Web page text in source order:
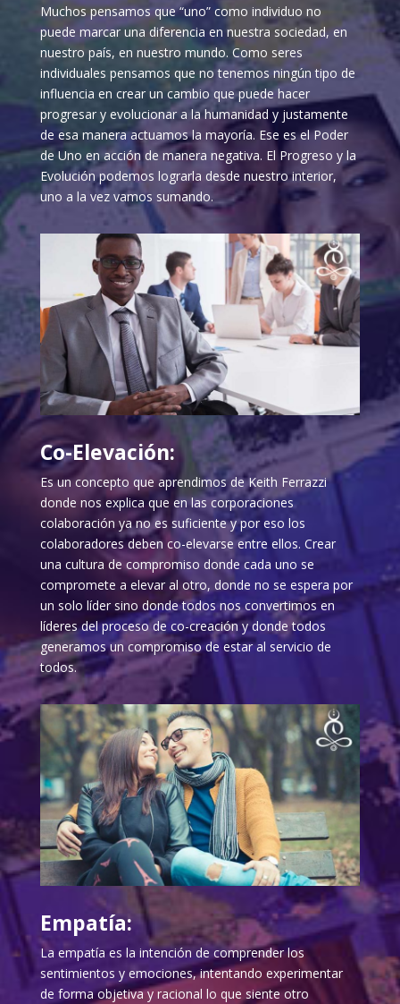
Muchos pensamos que “uno” como individuo no
puede marcar una diferencia en nuestra sociedad, en
nuestro país, en nuestro mundo. Como seres
individuales pensamos que no tenemos ningún tipo de
influencia en crear un cambio que puede hacer
progresar y evolucionar a la humanidad y justamente
de esa manera actuamos la mayoría. Ese es el Poder
de Uno en acción de manera negativa. El Progreso y la
Evolución podemos lograrla desde nuestro interior,
uno a la vez vamos sumando.
Co-Elevación:
Es un concepto que aprendimos de Keith Ferrazzi
donde nos explica que en las corporaciones
colaboración ya no es suficiente y por eso los
colaboradores deben co-elevarse entre ellos. Crear
una cultura de compromiso donde cada uno se
compromete a elevar al otro, donde no se espera por
un solo líder sino donde todos nos convertimos en
líderes del proceso de co-creación y donde todos
generamos un compromiso de estar al servicio de
todos.
Empatía:
La empatía es la intención de comprender los
sentimientos y emociones, intentando experimentar
de forma objetiva y racional lo que siente otro